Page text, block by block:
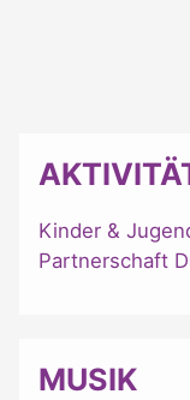
Kinder &
Partnerschaft
MUSIK